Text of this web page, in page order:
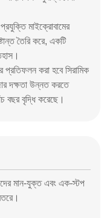
মাইক্রোবামের
তৈরি করে, একটি
করা হবে সিরামিক
দক্ষতা উন্নত করতে
বছর বৃদ্ধি করেছে।
মান-যুক্ত এবং এক-স্টপ